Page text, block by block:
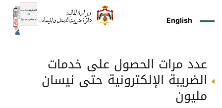
English
عدد مرات الحصول على خدمات
الضريبة الإلكترونية حتى نيسان
مليون